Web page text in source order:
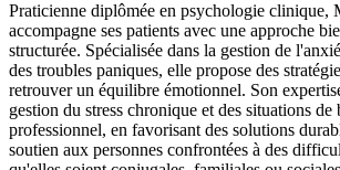
Praticienne diplômée en psychologie clinique,
accompagne ses patients avec une approche
structurée. Spécialisée dans la gestion de
des troubles paniques, elle propose des
retrouver un équilibre émotionnel. Son
gestion du stress chronique et des situations de
professionnel, en favorisant des solutions
soutien aux personnes confrontées à des